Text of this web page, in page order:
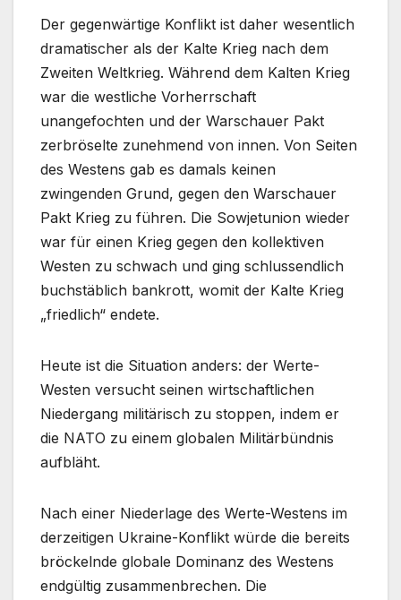
Der gegenwärtige Konflikt ist daher wesentlich
dramatischer als der Kalte Krieg nach dem
Zweiten Weltkrieg. Während dem Kalten Krieg
war die westliche Vorherrschaft
unangefochten und der Warschauer Pakt
zerbröselte zunehmend von innen. Von Seiten
des Westens gab es damals keinen
zwingenden Grund, gegen den Warschauer
Pakt Krieg zu führen. Die Sowjetunion wieder
war für einen Krieg gegen den kollektiven
Westen zu schwach und ging schlussendlich
buchstäblich bankrott, womit der Kalte Krieg
„friedlich“ endete.
Heute ist die Situation anders: der Werte-
Westen versucht seinen wirtschaftlichen
Niedergang militärisch zu stoppen, indem er
die NATO zu einem globalen Militärbündnis
aufbläht.
Nach einer Niederlage des Werte-Westens im
derzeitigen Ukraine-Konflikt würde die bereits
bröckelnde globale Dominanz des Westens
endgültig zusammenbrechen. Die